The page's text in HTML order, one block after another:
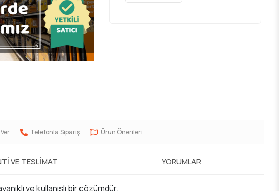
Telefonla Sipariş Ürün Önerileri
VE TESLIMAT YORUMLAR
ve kullanışlı bir çözümdür.